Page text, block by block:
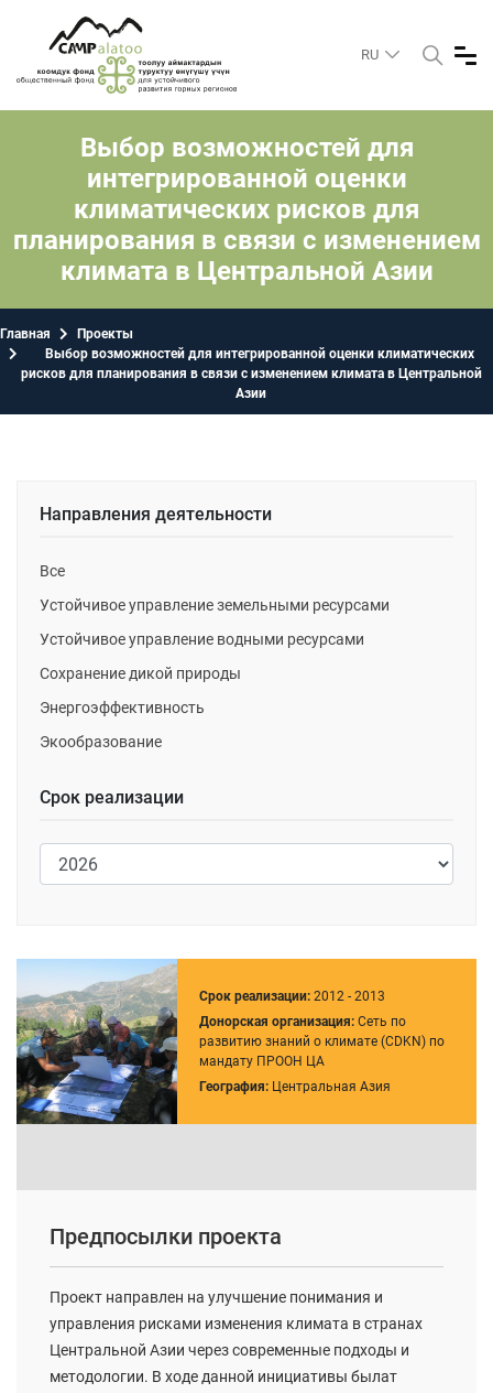
RU
Выбор возможностей для
интегрированной оценки
климатических рисков для
планирования в связи с изменением
климата в Центральной Азии
Главная
Проекты
Выбор возможностей для интегрированной оценки климатических
рисков для планирования в связи с изменением климата в Центральной
Азии
Направления деятельности
Все
Устойчивое управление земельными ресурсами
Устойчивое управление водными ресурсами
Сохранение дикой природы
Энергоэффективность
Экообразование
Срок реализации
Срок реализации: 2012 - 2013
Донорская организация: Сеть по
развитию знаний о климате (CDKN) по
мандату ПРООН ЦА
География: Центральная Азия
Предпосылки проекта
Проект направлен на улучшение понимания и
управления рисками изменения климата в странах
Центральной Азии через современные подходы и
методологии. В ходе данной инициативы былат